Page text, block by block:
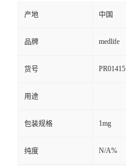
产地 中国
品牌 medlife
货号 PR01415
用途
包装规格 1mg
纯度 N/A%